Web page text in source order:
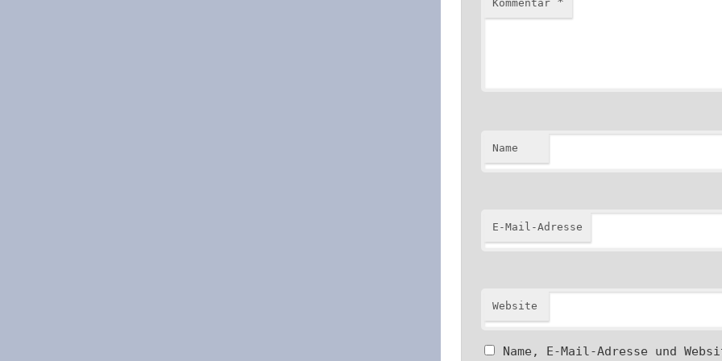
Kommentar
Name
E-Mail-Adresse
Website
Name, E-Mail-Adresse und